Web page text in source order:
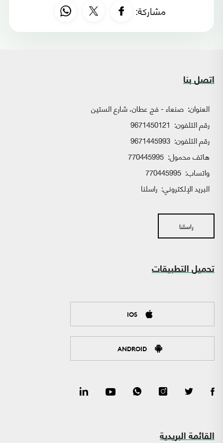
مشاركة:
اتصل بنا
العنوان: صنعاء - فج عطان، شارع الستين
رقم التلفون: 9671450121
رقم التلفون: 9671445993
هاتف محمول: 770445995
واتساب:
البريد الإلكتروني: راسلنا
راسلنا
تحميل التطبيقات
IOS
ANDROID
القائمة البريدية